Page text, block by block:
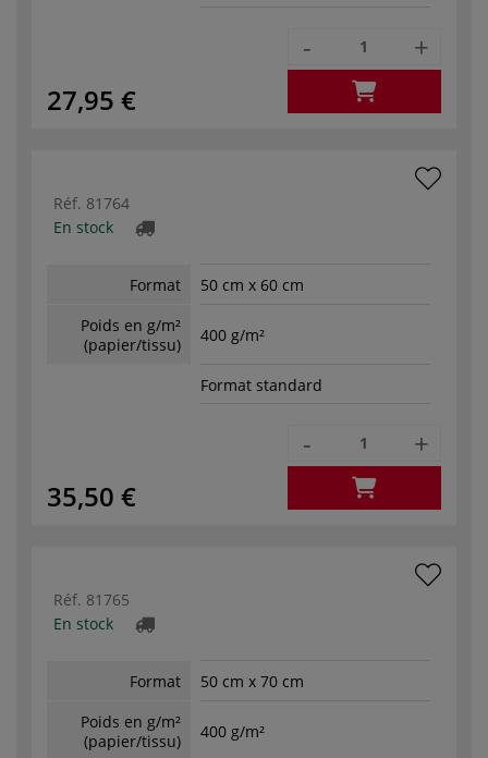
27,95 €
- +
Réf. 81764
En stock
Format
50 cm x 60 cm
Poids en g/m²
(papier/tissu)
400 g/m²
Format standard
35,50 €
- +
Réf. 81765
En stock
Format
50 cm x 70 cm
Poids en g/m²
(papier/tissu)
400 g/m²